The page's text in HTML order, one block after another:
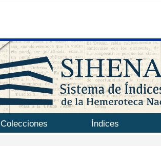
Colecciones Índices